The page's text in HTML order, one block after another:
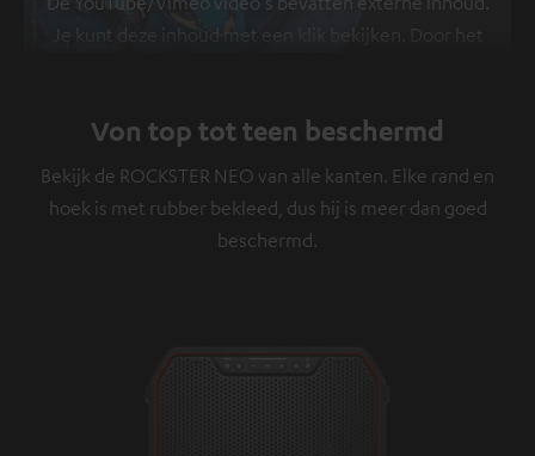
Je kunt deze inhoud met een klik bekijken. Door het
verzameld en aan derden doorgestuurd. Meer info
privacybeleid
Von top tot teen beschermd
Bekijk de ROCKSTER NEO van alle kanten. Elke rand en
hoek is met rubber bekleed, dus hij is meer dan goed
beschermd.